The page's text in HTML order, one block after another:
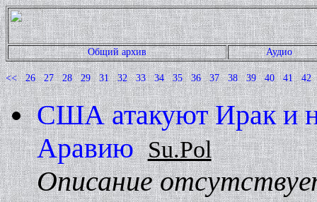
Общий архив Аудио
<< 26 27 28 29 31 32 33 34 35 36 37 38 39 40 41 42
США атакуют Ирак и
Аравию Su.Pol
Описание